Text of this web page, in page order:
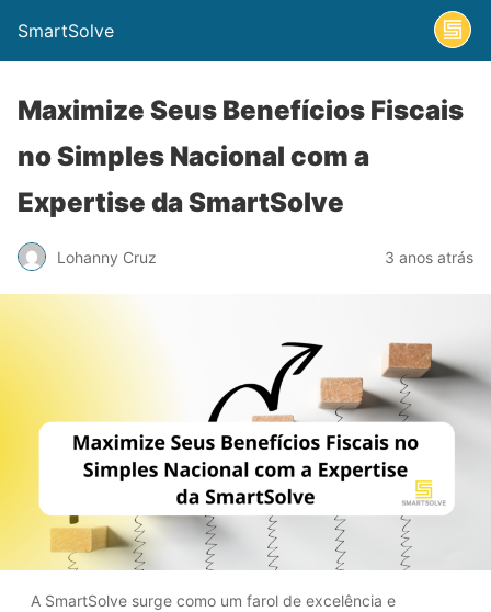
SmartSolve
Maximize Seus Benefícios Fiscais
no Simples Nacional com a
Expertise da SmartSolve
Lohanny Cruz 3 anos atrás
A SmartSolve surge como um farol de excelência e